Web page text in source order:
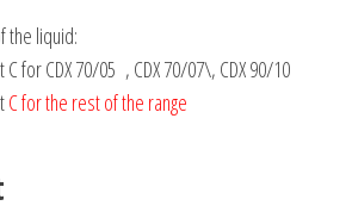
the liquid:
for CDX 70/05 , CDX 70/07\, CDX 90/10
C for the rest of the range